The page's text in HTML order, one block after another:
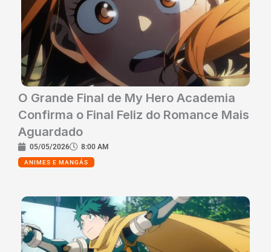
O Grande Final de My Hero Academia
Confirma o Final Feliz do Romance Mais
Aguardado
05/05/2026 8:00 AM
ANIMES E MANGÁS